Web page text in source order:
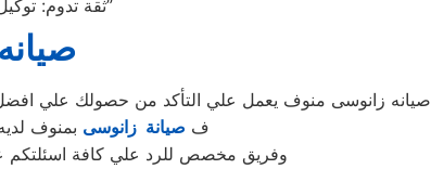
“ثقة تدوم: توكيل زانوسى يقدم الصيانة الموثوقة لجميع أجهزتك”
صيانه زانوسى منوف يعمل علي التأكد من حصولك علي
ف صيانة زانوسى بمنوف
وفريق مخصص للرد علي كافة اسئلتكم علي مدار 24 ساعة في حالة طلب مساعدتنا نعمل